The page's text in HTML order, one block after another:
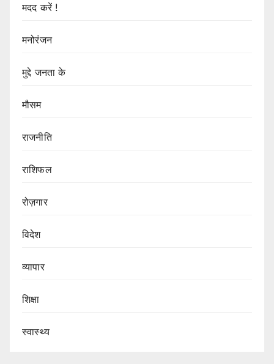
मदद करें !
मनोरंजन
मुद्दे जनता के
मौसम
राजनीति
राशिफल
रोज़गार
विदेश
व्यापार
शिक्षा
स्वास्थ्य